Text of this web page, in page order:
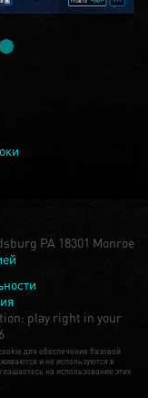
PA 18301 Monroe
play right in your
для обеспечения базовой
и не используются в
на использование этих